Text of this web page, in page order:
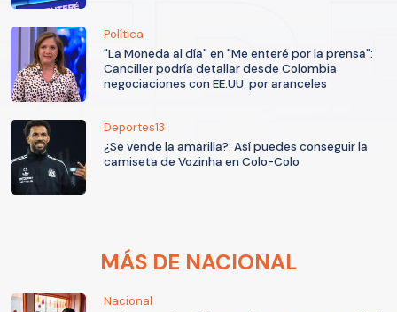
Política
"La Moneda al día" en "Me enteré por la prensa":
Canciller podría detallar desde Colombia
negociaciones con EE.UU. por aranceles
Deportes13
¿Se vende la amarilla?: Así puedes conseguir la
camiseta de Vozinha en Colo-Colo
MÁS DE NACIONAL
Nacional